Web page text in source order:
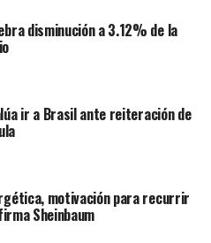
y alcanza 5.89%
como relevo Díaz de León
disminución a 3.12% de la
ir a Brasil ante reiteración de
motivación para recurrir
Sheinbaum